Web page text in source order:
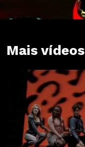
Mais vídeos